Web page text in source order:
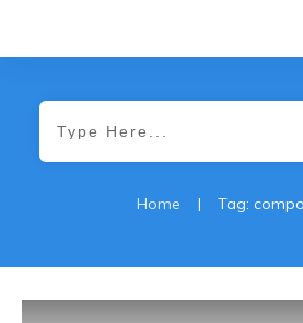
Home | Tag: